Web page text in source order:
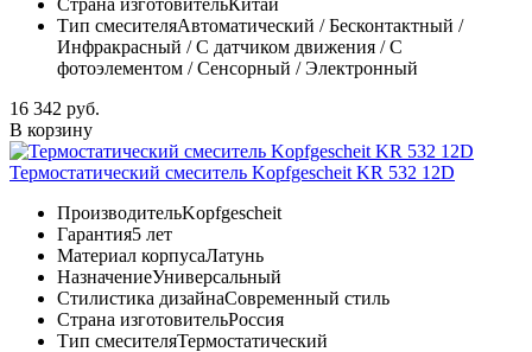
Тип смесителяАвтоматический / Бесконтактный /
Инфракрасный / С датчиком движения / С
фотоэлементом / Сенсорный / Электронный
16 342 руб.
В корзину
Термостатический смеситель Kopfgescheit KR 532 12D
ПроизводительKopfgescheit
Гарантия5 лет
Материал корпусаЛатунь
НазначениеУниверсальный
Стилистика дизайнаСовременный стиль
Страна изготовительРоссия
Тип смесителяТермостатический